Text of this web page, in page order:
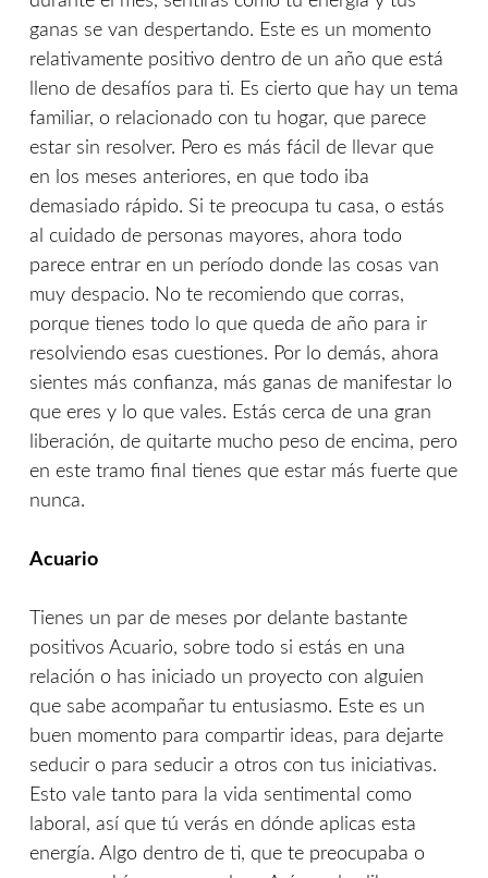
ganas se van despertando. Este es un momento
relativamente positivo dentro de un año que está
lleno de desafíos para ti. Es cierto que hay un tema
familiar, o relacionado con tu hogar, que parece
estar sin resolver. Pero es más fácil de llevar que
en los meses anteriores, en que todo iba
demasiado rápido. Si te preocupa tu casa, o estás
al cuidado de personas mayores, ahora todo
parece entrar en un período donde las cosas van
muy despacio. No te recomiendo que corras,
porque tienes todo lo que queda de año para ir
resolviendo esas cuestiones. Por lo demás, ahora
sientes más confianza, más ganas de manifestar lo
que eres y lo que vales. Estás cerca de una gran
liberación, de quitarte mucho peso de encima, pero
en este tramo final tienes que estar más fuerte que
nunca.
Acuario
Tienes un par de meses por delante bastante
positivos Acuario, sobre todo si estás en una
relación o has iniciado un proyecto con alguien
que sabe acompañar tu entusiasmo. Este es un
buen momento para compartir ideas, para dejarte
seducir o para seducir a otros con tus iniciativas.
Esto vale tanto para la vida sentimental como
laboral, así que tú verás en dónde aplicas esta
energía. Algo dentro de ti, que te preocupaba o